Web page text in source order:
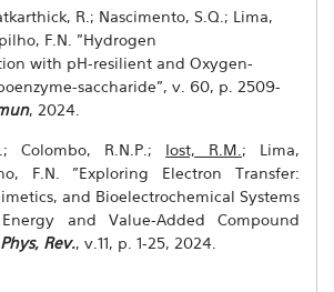
R.; Nascimento, S.Q.; Lima,
F.N. "Hydrogen
with pH-resilient and Oxygen-
saccharide", v. 60, p. 2509-
, 2024.
Colombo, R.N.P.; Iost, R.M. ; Lima,
F.N. "Exploring Electron Transfer:
and Bioelectrochemical Systems
and Value-Added Compound
Rev., v.11, p. 1-25, 2024.